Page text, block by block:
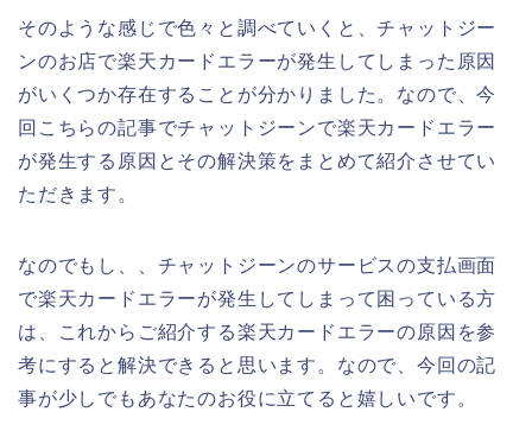
そのような感じで色々と調べていくと、チャットジー
ンのお店で楽天カードエラーが発生してしまった原因
がいくつか存在することが分かりました。なので、今
回こちらの記事でチャットジーンで楽天カードエラー
が発生する原因とその解決策をまとめて紹介させてい
ただきます。
なのでもし、、チャットジーンのサービスの支払画面
で楽天カードエラーが発生してしまって困っている方
は、これからご紹介する楽天カードエラーの原因を参
考にすると解決できると思います。なので、今回の記
事が少しでもあなたのお役に立てると嬉しいです。